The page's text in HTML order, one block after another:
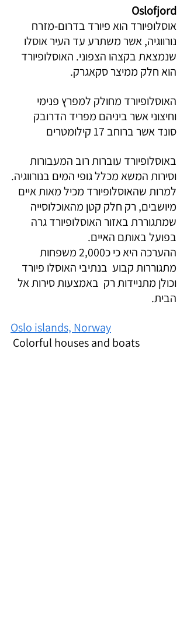
Oslofjord
אוסלופיורד הוא פיורד בדרום-מזרח
נורווגיה, אשר משתרע עד העיר אוסלו
שנמצאת בקצהו הצפוני. האוסלופיורד
הוא חלק ממיצר סקאגרק.
האוסלופיורד מחולק למפרץ פנימי
וחיצוני אשר ביניהם מפריד הדרובק
סונד אשר ברוחב 17 קילומטרים
באוסלופיורד עוברות רוב המעבורות
וסירות המשא מכלל גופי המים בנורווגיה.
למרות שהאוסלופיורד מכיל מאות איים
מיושבים, רק חלק קטן מהאוכלוסייה
שמתגוררת באזור האוסלופיורד גרה
בפועל באותם האיים.
ההערכה היא כי כ2,000 משפחות
מתגוררות קבוע  בנתיבי האוסלו פיורד
וכולן מתניידות רק  באמצעות סירות אל
הבית.
Oslo islands, Norway
Colorful houses and boats